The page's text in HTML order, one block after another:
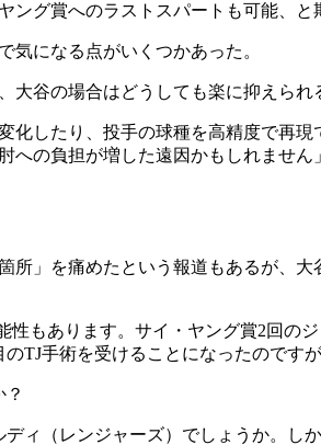
グ賞へのラストスパートも可能、と
気になる点がいくつかあった。
谷の場合はどうしても楽に抑えられ
したり、投手の球種を高精度で再
の負担が増した遠因かもしれません」
」を痛めたという報道もあるが、
性もあります。サイ・ヤング賞2回
TJ手術を受けることになったのですが
ィ（レンジャーズ）でしょうか。